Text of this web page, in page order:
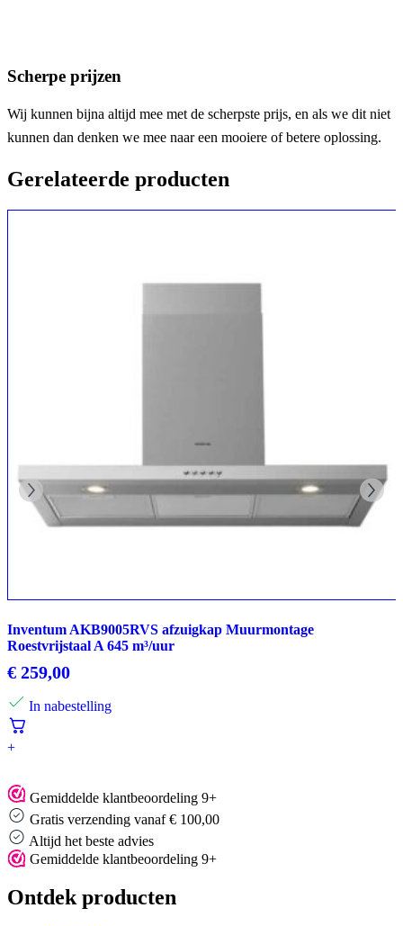
Scherpe prijzen
Wij kunnen bijna altijd mee met de scherpste prijs, en als we dit niet
kunnen dan denken we mee naar een mooiere of betere oplossing.
Gerelateerde producten
Inventum AKB9005RVS afzuigkap Muurmontage
Roestvrijstaal A 645 m³/uur
€ 259,00
In nabestelling
+
Gemiddelde klantbeoordeling 9+
Gratis verzending vanaf € 100,00
Altijd het beste advies
Gemiddelde klantbeoordeling 9+
Ontdek producten